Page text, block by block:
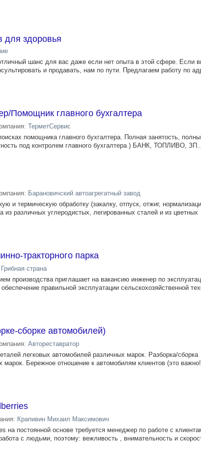
для здоровья
шанс для вас даже если нет опыта в этой сфере. Если
и продавать, нам по пути. Предлагаем работу по
Помощник главного бухгалтера
ТерметСервис
помощника главного бухгалтера. Полная занятость,
под контролем главного бухгалтера ) БАНК, ТОПЛИВО,
Барановичский автоагрегатный завод
и термическую обработку (закалку, отпуск, отжиг,
из различных углеродистых, легированных сталей и из цветных
тракторного парка
Грибная страна
производства приглашает на вакансию инженер по
правильной эксплуатации сельскохозяйственной
сборке автомобилей)
Автореставратор
легковых автомобилей различных марок. Разборка/сборка
марок. Бережное отношение к автомобилям клиентов (это
Крапивин Михаил Максимович
на постоянной основе требуется менеджер по работе с
с людьми, поэтому: вежливость , внимательность и